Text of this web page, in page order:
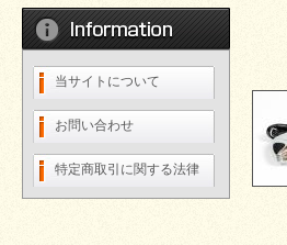
当サイトについて
お問い合わせ
特定商取引に関する法律